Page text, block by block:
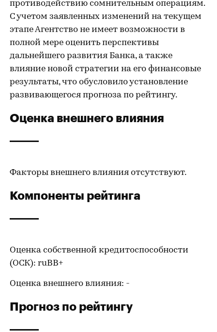
противодействию сомнительным операциям.
С учетом заявленных изменений на текущем
этапе Агентство не имеет возможности в
полной мере оценить перспективы
дальнейшего развития Банка, а также
влияние новой стратегии на его финансовые
результаты, что обусловило установление
развивающегося прогноза по рейтингу.
Оценка внешнего влияния
Факторы внешнего влияния отсутствуют.
Компоненты рейтинга
Оценка собственной кредитоспособности
(ОСК): ruBB+
Оценка внешнего влияния: -
Прогноз по рейтингу